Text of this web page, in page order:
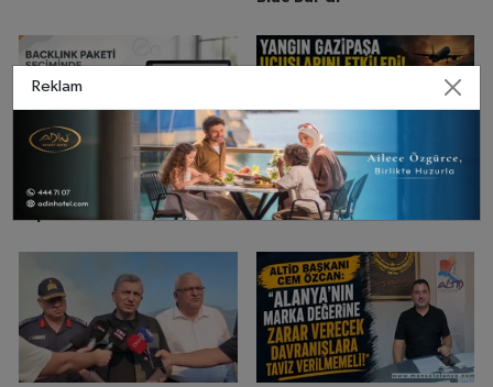
Backlink Paketi Seçiminde
DR Ve DA Okuma Nasıl
Gökyüzünde Alarm: Alanya
Yangını Nedeniyle Uçuşlar
Etkilendi
Reklam